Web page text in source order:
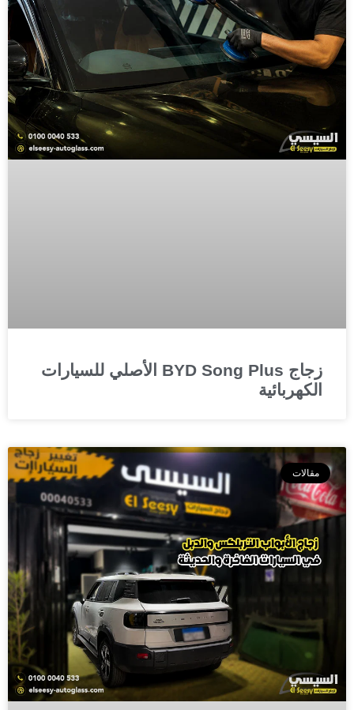
زجاج BYD Song Plus الأصلي للسيارات
الكهربائية
مقالات